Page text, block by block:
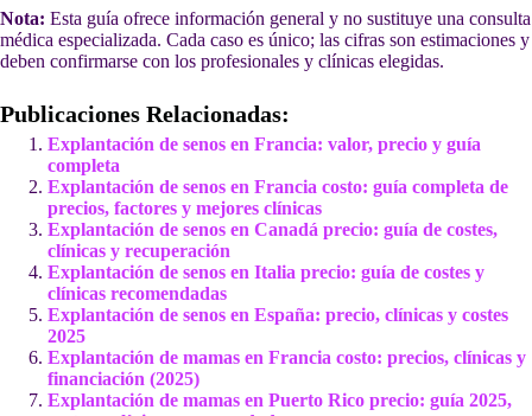
Nota: Esta guía ofrece información general y no sustituye una consulta
médica especializada. Cada caso es único; las cifras son estimaciones y
deben confirmarse con los profesionales y clínicas elegidas.
Publicaciones Relacionadas:
Explantación de senos en Francia: valor, precio y guía
completa
Explantación de senos en Francia costo: guía completa de
precios, factores y mejores clínicas
Explantación de senos en Canadá precio: guía de costes,
clínicas y recuperación
Explantación de senos en Italia precio: guía de costes y
clínicas recomendadas
Explantación de senos en España: precio, clínicas y costes
2025
Explantación de mamas en Francia costo: precios, clínicas y
financiación (2025)
Explantación de mamas en Puerto Rico precio: guía 2025,